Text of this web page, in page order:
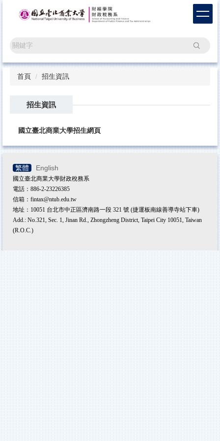
區
搜尋
首頁 招生資訊
招生資訊
國立臺北商業大學招生網頁
繁體 English
國立臺北商業大學財政稅務系
電話：886-2-23226385
信箱：fintax@ntub.edu.tw
地址：10051 台北市中正區濟南路一段 321 號 (捷運板南線善導寺站下車)
Add.: No.321, Sec. 1, Jinan Rd., Zhongzheng District, Taipei City 10051, Taiwan
(R.O.C.)